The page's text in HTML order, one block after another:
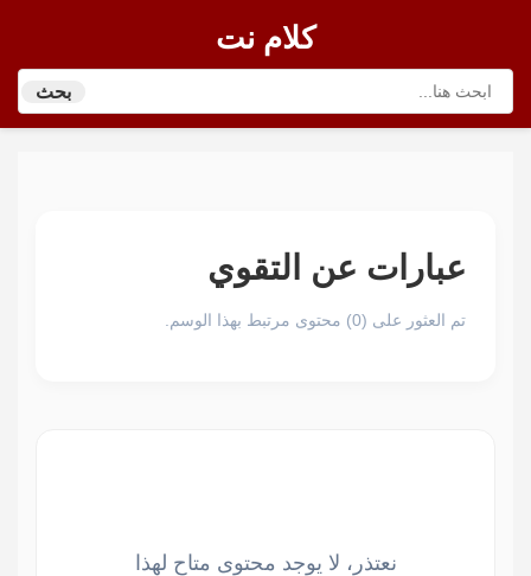
كلام نت
بحث
عبارات عن التقوي
تم العثور على (0) محتوى مرتبط بهذا الوسم.
نعتذر، لا يوجد محتوى متاح لهذا